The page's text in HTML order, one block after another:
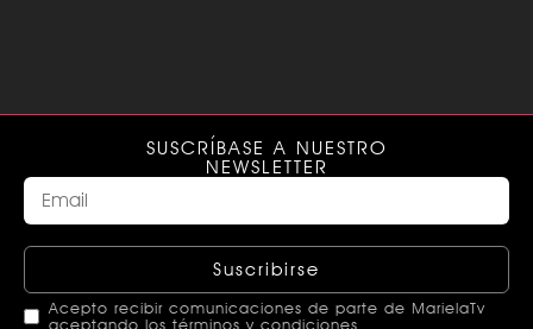
SUSCRÍBASE A NUESTRO
NEWSLETTER
Suscribirse
Acepto recibir comunicaciones de parte de MarielaTv
aceptando los términos y condiciones